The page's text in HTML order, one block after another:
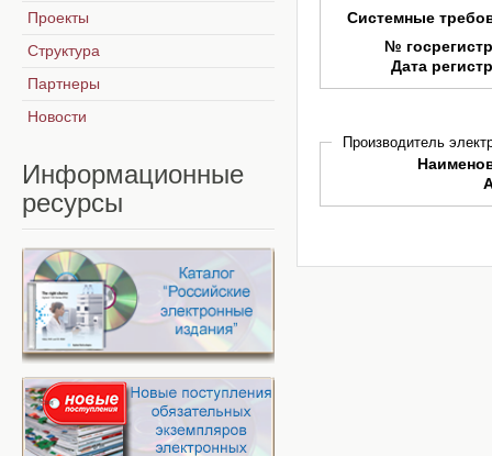
Системные
№
Дата
Производитель
Проекты
Структура
Партнеры
Новости
Информационные
ресурсы